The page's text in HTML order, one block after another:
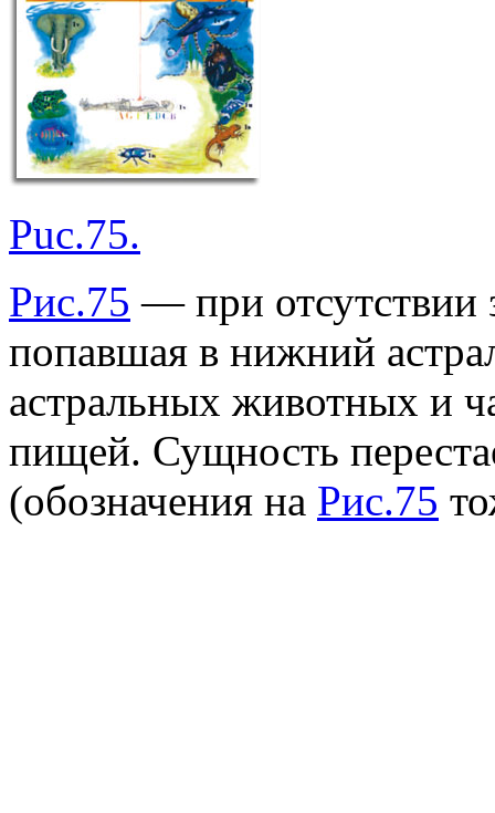
Puc.75.
Рис.75 — при отсутствии
попавшая в нижний
астральных животных и
пищей. Сущность
(обозначения на Рис.75